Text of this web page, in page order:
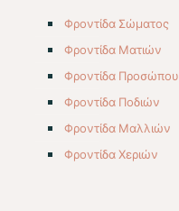
Φροντίδα Σώματος
Φροντίδα Ματιών
Φροντίδα Προσώπου
Φροντίδα Ποδιών
Φροντίδα Μαλλιών
Φροντίδα Χεριών